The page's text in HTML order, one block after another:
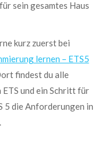
sein gesamtes Haus
kurz zuerst bei
lernen – ETS5
findest du alle
und ein Schritt für
5 die Anforderungen in